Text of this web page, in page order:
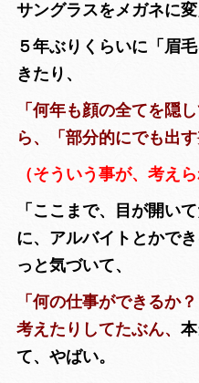
サングラスをメガネに変
５年ぶりくらいに「眉
きたり、
「何年も顔の全てを隠
ら、「部分的にでも出
（そういう事が、考え
「ここまで、目が開い
に、アルバイトとかでき
っと気づいて、
「何の仕事ができるか
考えたりしてたぶん、
て、やばい。